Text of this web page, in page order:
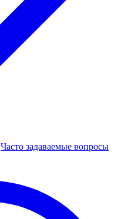
Часто задаваемые вопросы